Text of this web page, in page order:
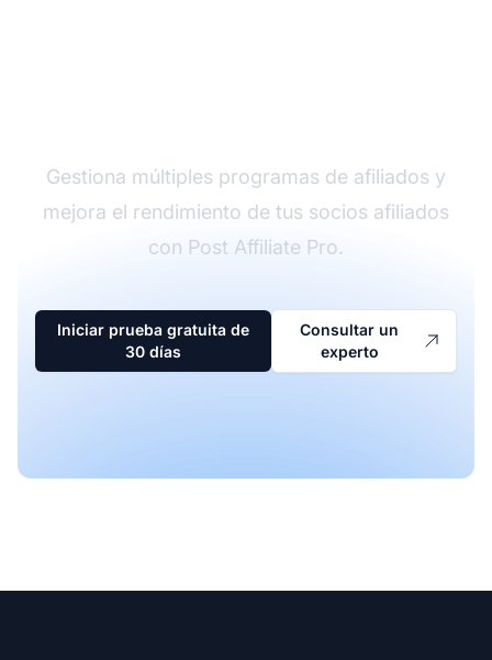
Gestiona múltiples programas de afiliados y
mejora el rendimiento de tus socios afiliados
con Post Affiliate Pro.
Iniciar prueba gratuita de
30 días
Consultar un
experto